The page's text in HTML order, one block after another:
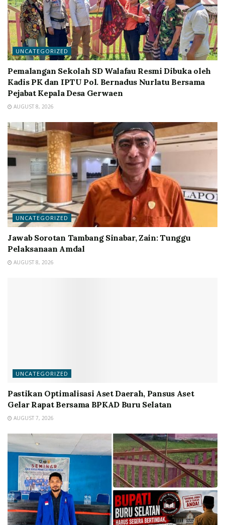
UNCATEGORIZED
Pemalangan Sekolah SD Walafau Resmi Dibuka oleh
Kadis PK dan IPTU Pol. Bernadus Nurlatu Bersama
Pejabat Kepala Desa Gerwaen
AUGUST 8, 2026
UNCATEGORIZED
Jawab Sorotan Tambang Sinabar, Zain: Tunggu
Pelaksanaan Amdal
AUGUST 8, 2026
UNCATEGORIZED
Pastikan Optimalisasi Aset Daerah, Pansus Aset
Gelar Rapat Bersama BPKAD Buru Selatan
AUGUST 7, 2026